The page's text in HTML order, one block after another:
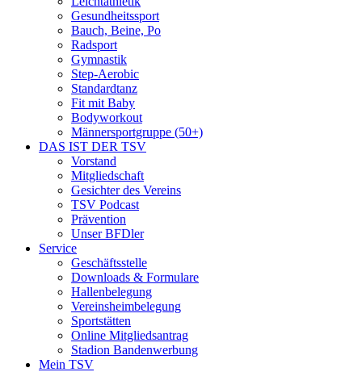
Gesundheitssport
Bauch, Beine, Po
Radsport
Gymnastik
Step-Aerobic
Standardtanz
Fit mit Baby
Bodyworkout
Männersportgruppe (50+)
DAS IST DER TSV
Vorstand
Mitgliedschaft
Gesichter des Vereins
TSV Podcast
Prävention
Unser BFDler
Service
Geschäftsstelle
Downloads & Formulare
Hallenbelegung
Vereinsheimbelegung
Sportstätten
Online Mitgliedsantrag
Stadion Bandenwerbung
Mein TSV